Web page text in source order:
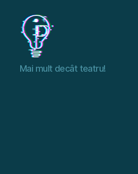
I.D.
FEST
Mai mult decât teatru!